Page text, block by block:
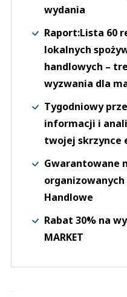
wydania
Raport:Lista 60
lokalnych
handlowych –
wyzwania dla
Tygodniowy
informacji i
twojej skrzynce
Gwarantowane
Handlowe
Rabat 30% na
MARKET